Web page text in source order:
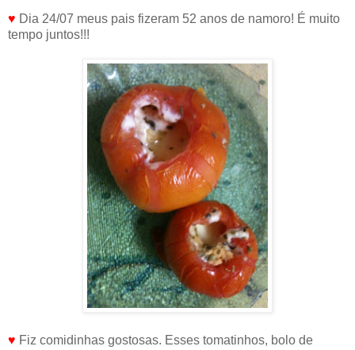
♥ Dia 24/07 meus pais fizeram 52 anos de namoro! É muito
tempo juntos!!!
♥ Fiz comidinhas gostosas. Esses tomatinhos, bolo de